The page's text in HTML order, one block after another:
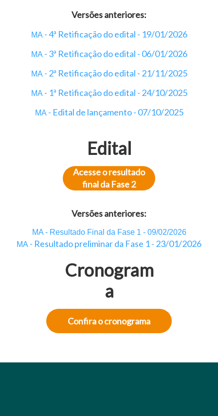
Versões anteriores:
MA - 4ª Retificação do edital - 19/01/2026
MA - 3ª Retificação do edital - 06/01/2026
MA - 2ª Retificação do edital - 21/11/2025
MA - 1ª Retificação do edital - 24/10/2025
MA - Edital de lançamento - 07/10/2025
Edital
Acesse o resultado
final da Fase 2
Versões anteriores:
MA - Resultado Final da Fase 1 - 09/02/2026
MA - Resultado preliminar da Fase 1 - 23/01/2026
Cronogram
a
Confira o cronograma